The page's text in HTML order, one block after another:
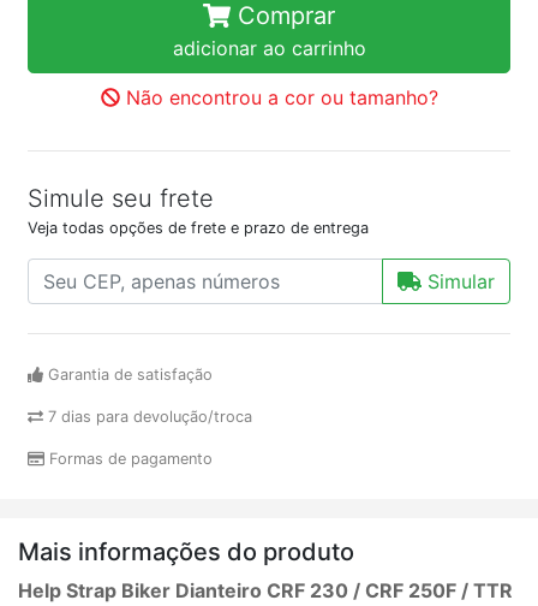
Comprar
adicionar ao carrinho
Não encontrou a cor ou tamanho?
Simule seu frete
Veja todas opções de frete e prazo de entrega
Simular
Garantia de satisfação
7 dias para devolução/troca
Formas de pagamento
Mais informações do produto
Help Strap Biker Dianteiro CRF 230 / CRF 250F / TTR